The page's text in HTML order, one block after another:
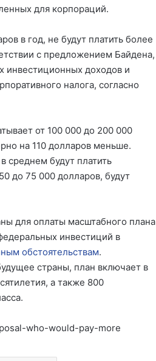
для корпораций.
в год, не будут платить более
с предложением Байдена,
инвестиционных доходов и
налога, согласно
от 100 000 до 200 000
на 110 долларов меньше.
среднем будут платить
до 75 000 долларов, будут
для оплаты масштабного плана
инвестиций в
обстоятельствам.
страны, план включает в
а также 800
who-would-pay-more